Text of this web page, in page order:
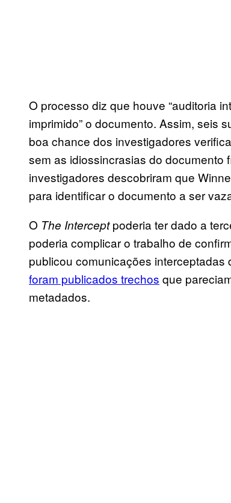
O processo diz que houve “auditoria
imprimido” o documento. Assim, seis
boa chance dos investigadores
sem as idiossincrasias do documento
investigadores descobriram que
para identificar o documento a ser
O The Interceptpoderia ter dado a
poderia complicar o trabalho de
publicou comunicações interceptadas
foram publicados trechos que
metadados.